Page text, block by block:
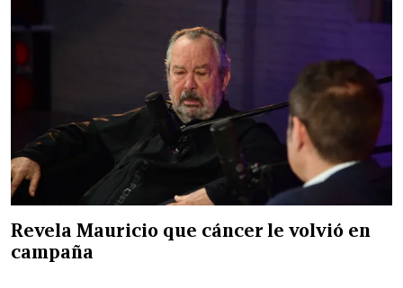
Revela Mauricio que cáncer le volvió en
campaña